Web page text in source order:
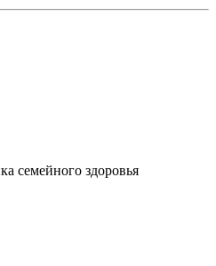
семейного здоровья